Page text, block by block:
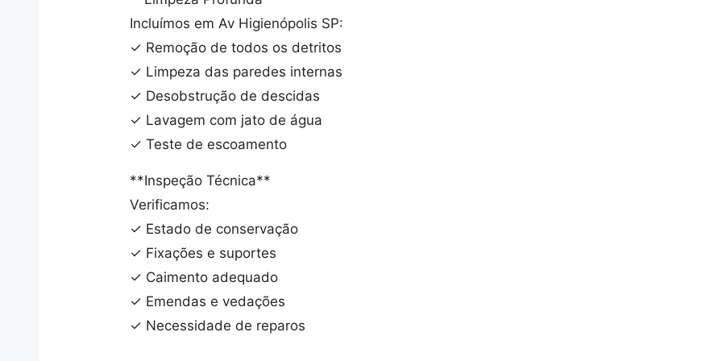
Incluímos em Av Higienópolis SP:
✓ Remoção de todos os detritos
✓ Limpeza das paredes internas
✓ Desobstrução de descidas
✓ Lavagem com jato de água
✓ Teste de escoamento
**Inspeção Técnica**
Verificamos:
✓ Estado de conservação
✓ Fixações e suportes
✓ Caimento adequado
✓ Emendas e vedações
✓ Necessidade de reparos